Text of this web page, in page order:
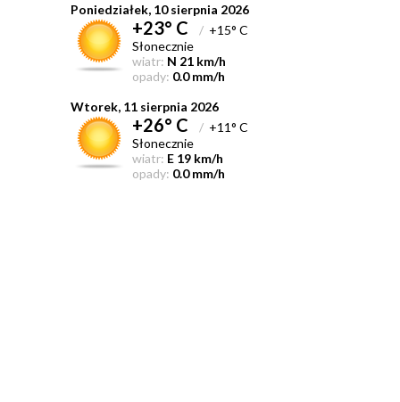
Poniedziałek, 10 sierpnia 2026
+23° C /+15° C
Słonecznie
wiatr: N 21 km/h
opady: 0.0 mm/h
Wtorek, 11 sierpnia 2026
+26° C /+11° C
Słonecznie
wiatr: E 19 km/h
opady: 0.0 mm/h